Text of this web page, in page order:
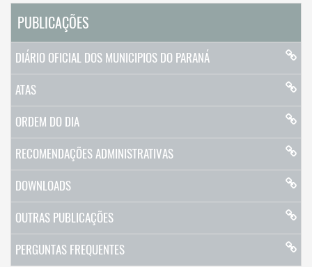
PUBLICAÇÕES
DIÁRIO OFICIAL DOS MUNICIPIOS DO PARANÁ
ATAS
ORDEM DO DIA
RECOMENDAÇÕES ADMINISTRATIVAS
DOWNLOADS
OUTRAS PUBLICAÇÕES
PERGUNTAS FREQUENTES